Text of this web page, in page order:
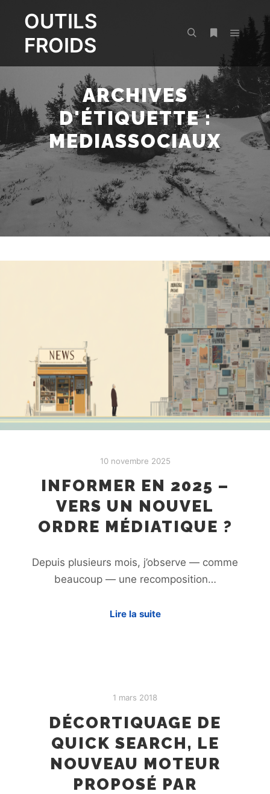
OUTILS
FROIDS
RechercherPlus d’infos
Menu
ARCHIVES
D'ÉTIQUETTE :
MEDIASSOCIAUX
10 novembre 2025
INFORMER EN 2025 –
VERS UN NOUVEL
ORDRE MÉDIATIQUE ?
Depuis plusieurs mois, j’observe — comme
beaucoup — une recomposition…
Lire la suite
1 mars 2018
DÉCORTIQUAGE DE
QUICK SEARCH, LE
NOUVEAU MOTEUR
PROPOSÉ PAR